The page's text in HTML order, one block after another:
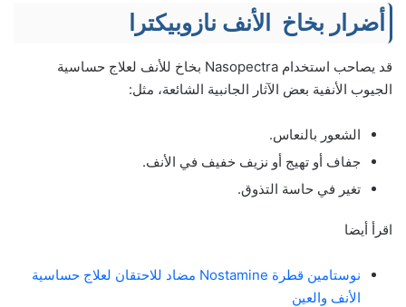
أضرار بخاخ الأنف نازوبيكترا
قد يصاحب استخدام Nasopectra بخاخ للأنف لعلاج حساسية
الجيوب الأنفية بعض الآثار الجانبية الشائعة، مثل:
الشعور بالنعاس.
جفاف أو تهيج أو نزيف خفيف في الأنف.
تغير في حاسة التذوق.
اقرأ أيضا
نوستامين قطرة Nostamine مضاد للاحتقان لعلاج حساسية
الأنف والعين